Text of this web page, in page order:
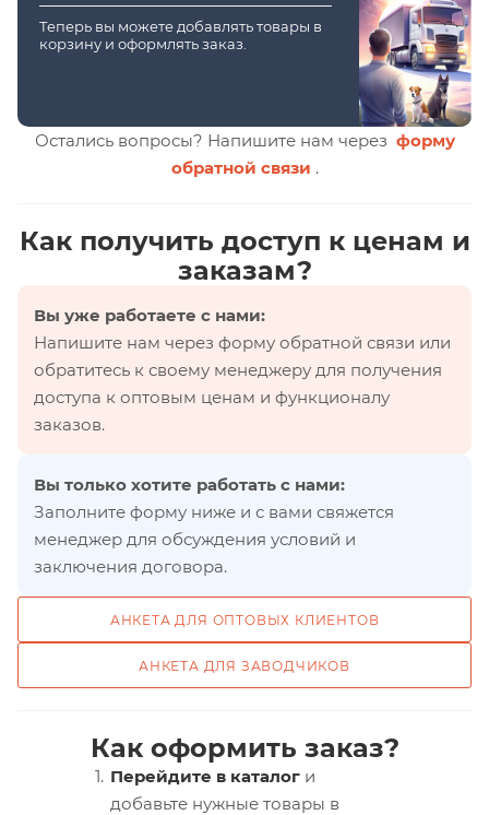
Теперь вы можете добавлять товары в
корзину и оформлять заказ.
Остались вопросы? Напишите нам через форму
обратной связи .
Как получить доступ к ценам и
заказам?
Вы уже работаете с нами:
Напишите нам через форму обратной связи или
обратитесь к своему менеджеру для получения
доступа к оптовым ценам и функционалу
заказов.
Вы только хотите работать с нами:
Заполните форму ниже и с вами свяжется
менеджер для обсуждения условий и
заключения договора.
АНКЕТА ДЛЯ ОПТОВЫХ КЛИЕНТОВ
АНКЕТА ДЛЯ ЗАВОДЧИКОВ
Как оформить заказ?
Перейдите в каталог и
добавьте нужные товары в